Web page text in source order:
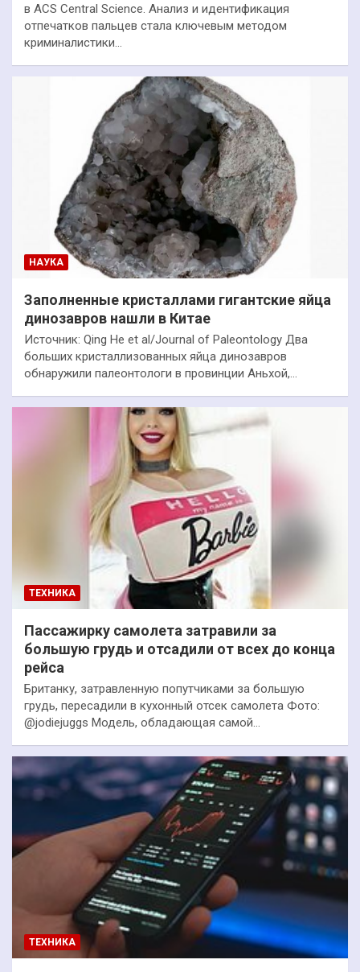
в ACS Central Science. Анализ и идентификация
отпечатков пальцев стала ключевым методом
криминалистики…
НАУКА
Заполненные кристаллами гигантские яйца
динозавров нашли в Китае
Источник: Qing He et al/Journal of Paleontology Два
больших кристаллизованных яйца динозавров
обнаружили палеонтологи в провинции Аньхой,…
ТЕХНИКА
Пассажирку самолета затравили за
большую грудь и отсадили от всех до конца
рейса
Британку, затравленную попутчиками за большую
грудь, пересадили в кухонный отсек самолета Фото:
@jodiejuggs Модель, обладающая самой…
ТЕХНИКА